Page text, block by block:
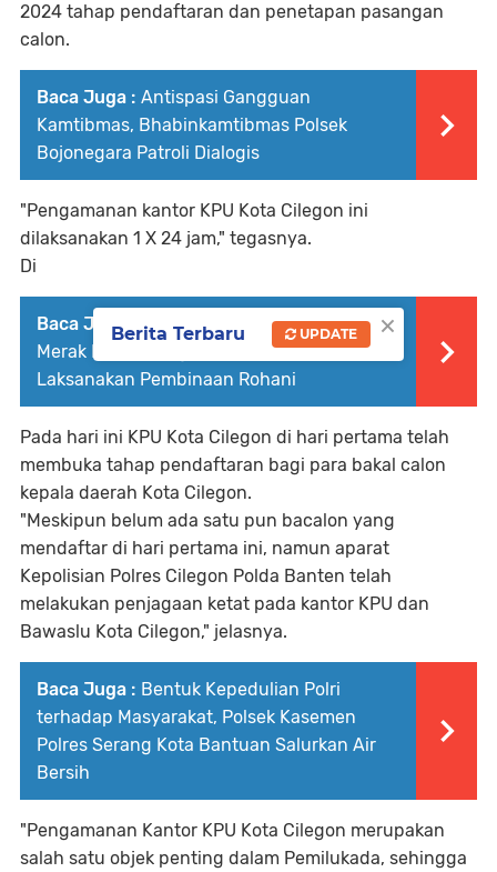
2024 tahap pendaftaran dan penetapan pasangan
calon.
Baca Juga : Antispasi Gangguan
Kamtibmas, Bhabinkamtibmas Polsek
Bojonegara Patroli Dialogis
"Pengamanan kantor KPU Kota Cilegon ini
dilaksanakan 1 X 24 jam," tegasnya.
Di
Baca Juga :
Subuh Keliling, Personil KSKP
Merak Polres Cilegon Polda Banten
Laksanakan Pembinaan Rohani
Pada hari ini KPU Kota Cilegon di hari pertama telah
membuka tahap pendaftaran bagi para bakal calon
kepala daerah Kota Cilegon.
"Meskipun belum ada satu pun bacalon yang
mendaftar di hari pertama ini, namun aparat
Kepolisian Polres Cilegon Polda Banten telah
melakukan penjagaan ketat pada kantor KPU dan
Bawaslu Kota Cilegon," jelasnya.
Baca Juga : Bentuk Kepedulian Polri
terhadap Masyarakat, Polsek Kasemen
Polres Serang Kota Bantuan Salurkan Air
Bersih
"Pengamanan Kantor KPU Kota Cilegon merupakan
salah satu objek penting dalam Pemilukada, sehingga
×
Berita Terbaru UPDATE